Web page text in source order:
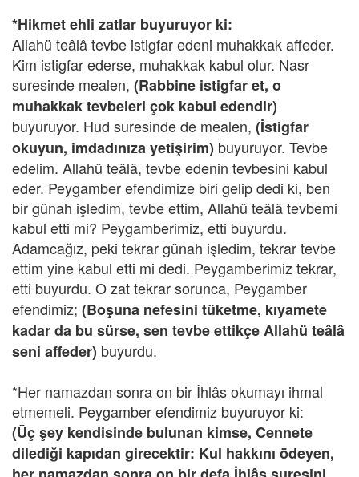
*Hikmet ehli zatlar buyuruyor ki:
Allahü teâlâ tevbe istigfar edeni muhakkak affeder.
Kim istigfar ederse, muhakkak kabul olur. Nasr
suresinde mealen, (Rabbine istigfar et, o
muhakkak tevbeleri çok kabul edendir)
buyuruyor. Hud suresinde de mealen, (İstigfar
okuyun, imdadınıza yetişirim) buyuruyor. Tevbe
edelim. Allahü teâlâ, tevbe edenin tevbesini kabul
eder. Peygamber efendimize biri gelip dedi ki, ben
bir günah işledim, tevbe ettim, Allahü teâlâ tevbemi
kabul etti mi? Peygamberimiz, etti buyurdu.
Adamcağız, peki tekrar günah işledim, tekrar tevbe
ettim yine kabul etti mi dedi. Peygamberimiz tekrar,
etti buyurdu. O zat tekrar sorunca, Peygamber
efendimiz; (Boşuna nefesini tüketme, kıyamete
kadar da bu sürse, sen tevbe ettikçe Allahü teâlâ
seni affeder) buyurdu.
*Her namazdan sonra on bir İhlâs okumayı ihmal
etmemeli. Peygamber efendimiz buyuruyor ki:
(Üç şey kendisinde bulunan kimse, Cennete
dilediği kapıdan girecektir: Kul hakkını ödeyen,